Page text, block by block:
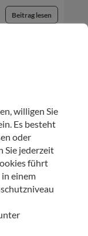
Beitrag lesen
willigen Sie
Es besteht
oder
Sie jederzeit
führt
einem